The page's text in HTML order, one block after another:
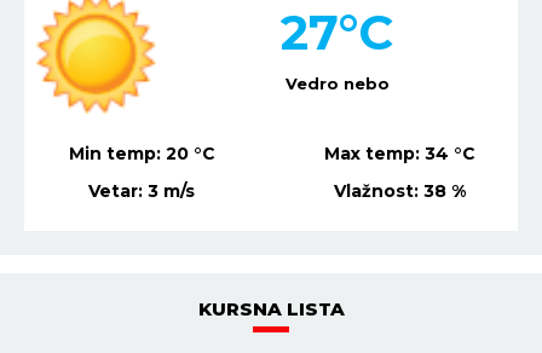
Vedro nebo
29°C
Min temp:21 °C Max temp:36 °C
Vetar:3 m/s Vlažnost: 40 %
KURSNA LISTA